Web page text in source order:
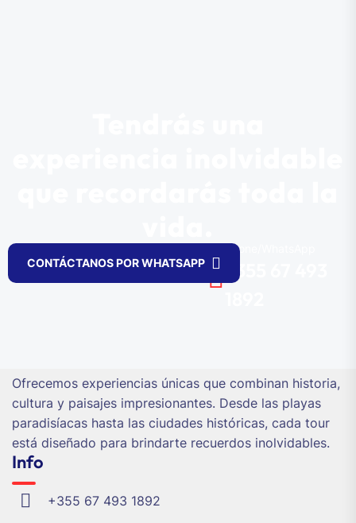
CONTÁCTANOS POR WHATSAPP
Phone/WhatsApp
+355 67 493
Ofrecemos experiencias únicas que combinan historia,
cultura y paisajes impresionantes. Desde las playas
paradisíacas hasta las ciudades históricas, cada tour
está diseñado para brindarte recuerdos inolvidables.
Info
+355 67 493 1892